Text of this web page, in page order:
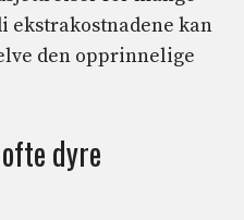
ekstrakostnadene kan
den opprinnelige
dyre